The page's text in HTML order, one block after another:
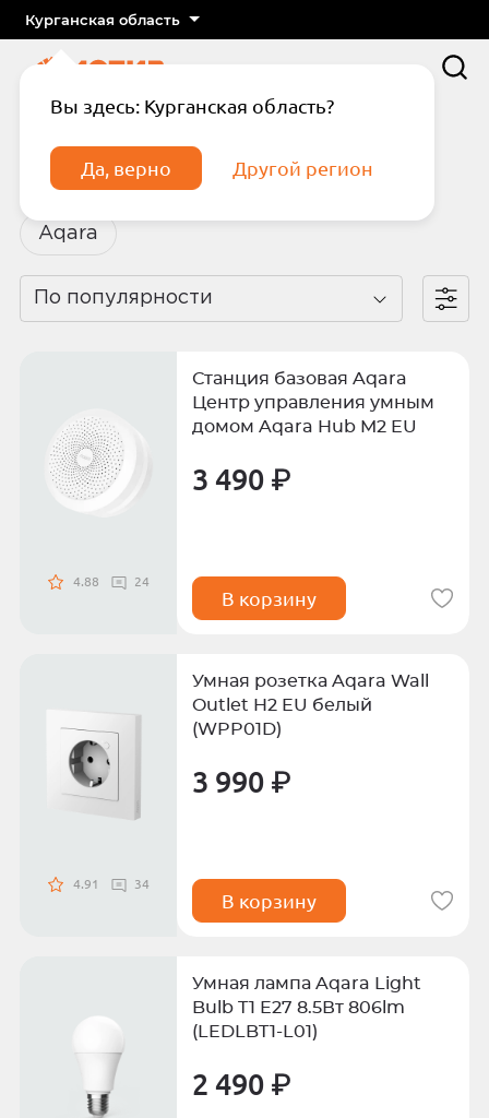
Курганская область
Вы здесь: Курганская область?
Да, верно Другой регион
Aqara
Aqara
По популярности
4.88 24
Станция базовая Aqara
Центр управления умным
домом Aqara Hub M2 EU
3 490 ₽
В корзину
4.91 34
Умная розетка Aqara Wall
Outlet H2 EU белый
(WPP01D)
3 990 ₽
В корзину
Умная лампа Aqara Light
Bulb T1 E27 8.5Вт 806lm
(LEDLBT1-L01)
2 490 ₽
Отправить код по СМС
Отправить код еще раз через